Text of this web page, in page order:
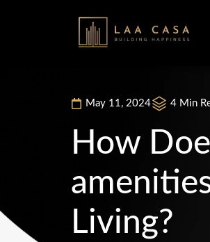
May 11, 2024 4 Min
How
Living?